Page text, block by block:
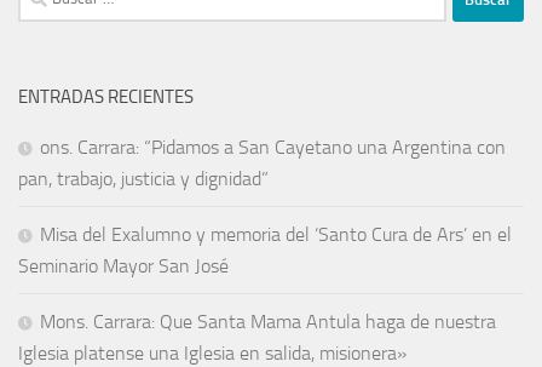
ENTRADAS RECIENTES
ons. Carrara: “Pidamos a San Cayetano una Argentina con
pan, trabajo, justicia y dignidad”
Misa del Exalumno y memoria del ‘Santo Cura de Ars’ en el
Seminario Mayor San José
Mons. Carrara: Que Santa Mama Antula haga de nuestra
Iglesia platense una Iglesia en salida, misionera»